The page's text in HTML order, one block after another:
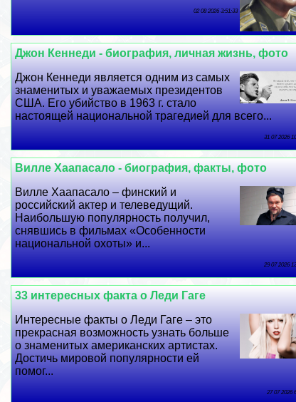
02 08 2026 3:51:33
Джон Кеннеди - биография, личная жизнь, фото
Джон Кеннеди является одним из самых
знаменитых и уважаемых президентов
США. Его убийство в 1963 г. стало
настоящей национальной трагедией для всего...
31 07 2026
Вилле Хаапасало - биография, факты, фото
Вилле Хаапасало – финский и
российский актер и телеведущий.
Наибольшую популярность получил,
снявшись в фильмах «Особенности
национальной охоты» и...
29 07 2026
33 интересных факта о Леди Гаге
Интересные факты о Леди Гаге – это
прекрасная возможность узнать больше
о знаменитых американских артистах.
Достичь мировой популярности ей
помог...
27 07 2026